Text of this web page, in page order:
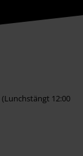
12:00